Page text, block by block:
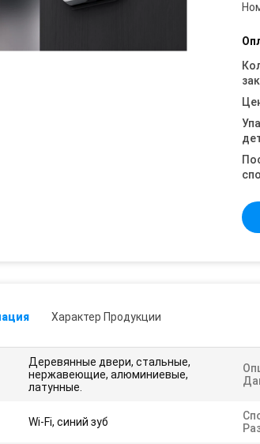
Характер Продукции
Деревянные двери, стальные,
нержавеющие, алюминиевые,
латунные.
Wi-Fi, синий зуб